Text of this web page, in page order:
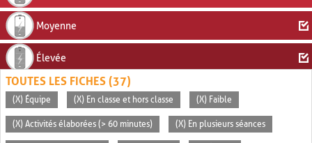
Moyenne
Élevée
TOUTES LES FICHES (37)
(X) Équipe (X) En classe et hors classe (X) Faible
(X) Activités élaborées (> 60 minutes) (X) En plusieurs séances